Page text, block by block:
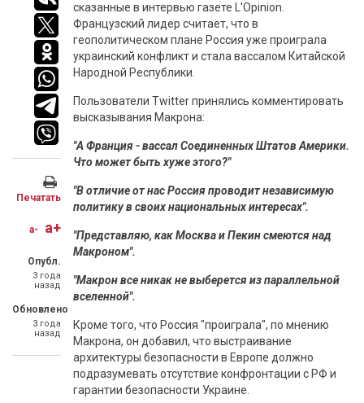
Печатать
a- a+
Опубл.
3 года
назад
Обновлено
3 года
назад
сказанные в интервью газете L'Opinion.
Французский лидер считает, что в
геополитическом плане Россия уже проиграла
украинский конфликт и стала вассалом Китайской
Народной Республики.
Пользователи Twitter принялись комментировать
высказывания Макрона:
"А Франция - вассал Соединенных Штатов Америки.
Что может быть хуже этого?"
"В отличие от нас Россия проводит независимую
политику в своих национальных интересах".
"Представляю, как Москва и Пекин смеются над
Макроном".
"Макрон все никак не выберется из параллельной
вселенной".
Кроме того, что Россия "проиграла", по мнению
Макрона, он добавил, что выстраивание
архитектуры безопасности в Европе должно
подразумевать отсутствие конфронтации с РФ и
гарантии безопасности Украине.